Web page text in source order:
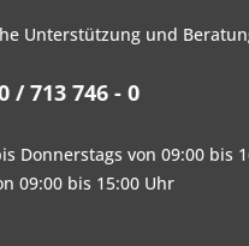
Unterstützung und
/ 713 746 - 0
Donnerstags von 09:00 bis
09:00 bis 15:00 Uhr